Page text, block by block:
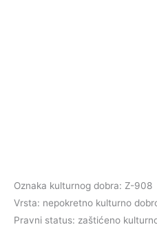
Oznaka kulturnog dobra: Z-908
Vrsta: nepokretno kulturno
Pravni status: zaštićeno